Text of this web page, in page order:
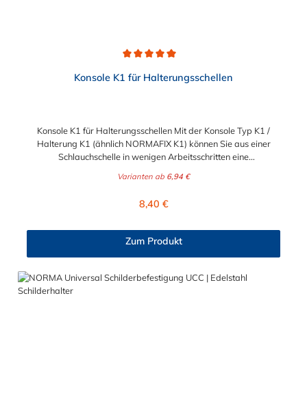
Konsole K1 für Halterungsschellen
Konsole K1 für Halterungsschellen Mit der Konsole Typ K1 /
Halterung K1 (ähnlich NORMAFIX K1) können Sie aus einer
Schlauchschelle in wenigen Arbeitsschritten eine
Halterung mit unseren Gelenkbolzenschellen,
der Konsole K1 stehen Ihnen somit vorgefertigte Konsolen zur
Halterungsschellen mit Konsolen nach Ihren Wünschen erstellen
können. Wie gehe ich vor? Sie öffnen die Standardschelle und
führen das Band durch die Konsolenschlitze – Fertig.
Varianten ab 6,94 €
Regulärer Preis:
8,40 €
Zum Produkt